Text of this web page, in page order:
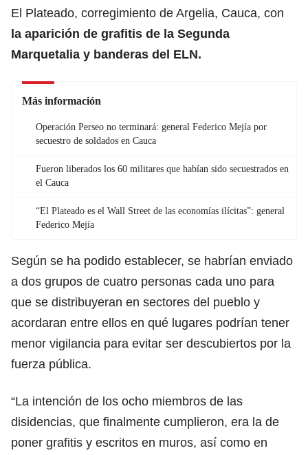
El Plateado, corregimiento de Argelia, Cauca, con
la aparición de grafitis de la Segunda
Marquetalia y banderas del ELN.
Más información
Operación Perseo no terminará: general Federico Mejía por
secuestro de soldados en Cauca
Fueron liberados los 60 militares que habían sido secuestrados en
el Cauca
“El Plateado es el Wall Street de las economías ilícitas”: general
Federico Mejía
Según se ha podido establecer, se habrían enviado
a dos grupos de cuatro personas cada uno para
que se distribuyeran en sectores del pueblo y
acordaran entre ellos en qué lugares podrían tener
menor vigilancia para evitar ser descubiertos por la
fuerza pública.
“La intención de los ocho miembros de las
disidencias, que finalmente cumplieron, era la de
poner grafitis y escritos en muros, así como en